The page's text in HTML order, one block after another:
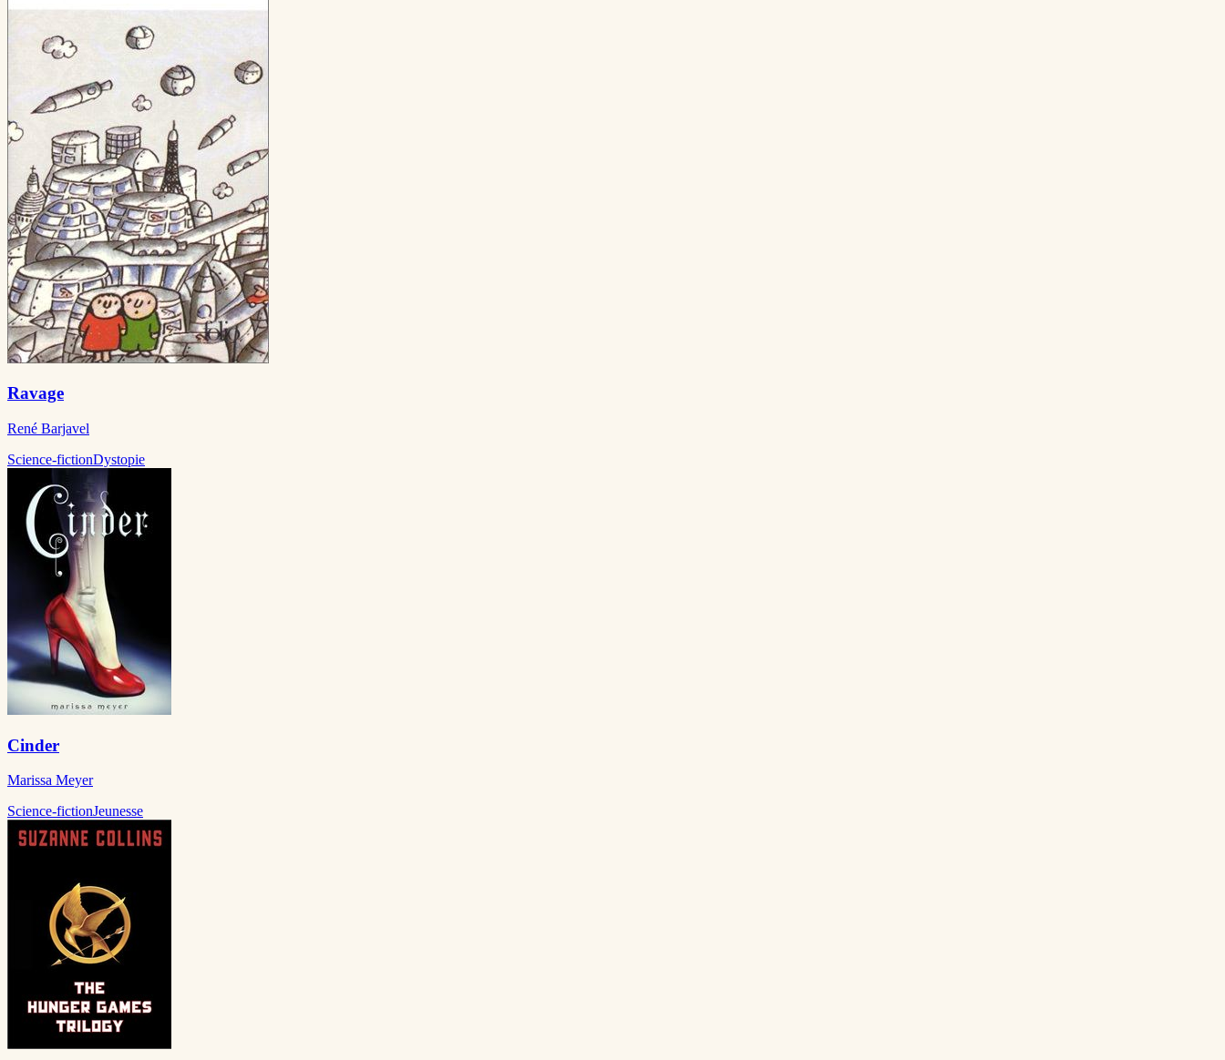
Ravage
René Barjavel
Science-fictionDystopie
Cinder
Marissa Meyer
Science-fictionJeunesse